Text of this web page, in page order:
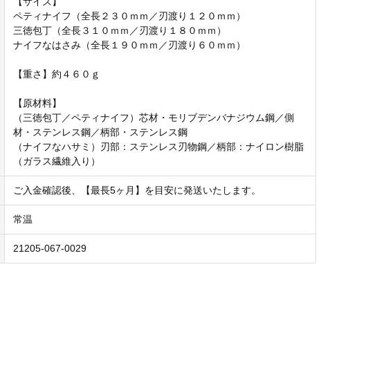
ペティナイフ（全長２３０ｍｍ／刃渡り１２０ｍｍ）
三徳包丁（全長３１０ｍｍ／刃渡り１８０ｍｍ）
ナイフなはさみ（全長１９０ｍｍ／刃渡り６０ｍｍ）
【重さ】約４６０ｇ
【原材料】
（三徳包丁／ペティナイフ）芯材・モリブデンバナジウム鋼／側
材・ステンレス鋼／柄部・ステンレス鋼
（ナイフなハサミ）刃部：ステンレス刃物鋼／柄部：ナイロン樹脂
（ガラス繊維入り）
ご入金確認後、【最長5ヶ月】を目安に発送いたします。
常温
21205-067-0029